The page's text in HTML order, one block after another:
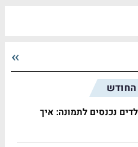
החודש
נכנסים לתמונה: איך